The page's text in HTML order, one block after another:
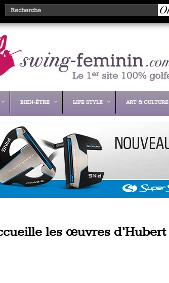
BIEN-ÊTRE LIFE STYLE ART & CULTURE
les œuvres d’Hubert